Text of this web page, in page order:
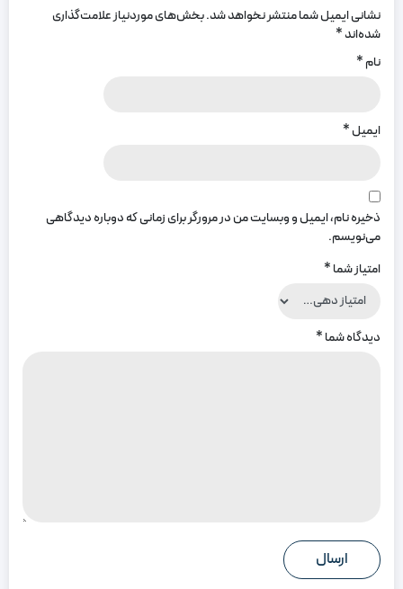
نشانی ایمیل شما منتشر نخواهد شد.بخش‌های موردنیاز علامت‌گذاری
شده‌اند*
نام*
ایمیل*
ذخیره نام، ایمیل و وبسایت من در مرورگر برای زمانی که دوباره دیدگاهی
می‌نویسم.
امتیاز شما*
دیدگاه شما*